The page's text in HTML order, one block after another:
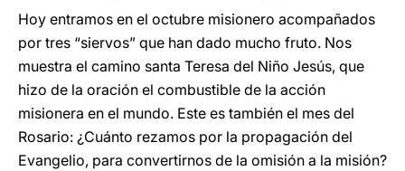
Hoy entramos en el octubre misionero acompañados
por tres “siervos” que han dado mucho fruto. Nos
muestra el camino santa Teresa del Niño Jesús, que
hizo de la oración el combustible de la acción
misionera en el mundo. Este es también el mes del
Rosario: ¿Cuánto rezamos por la propagación del
Evangelio, para convertirnos de la omisión a la misión?